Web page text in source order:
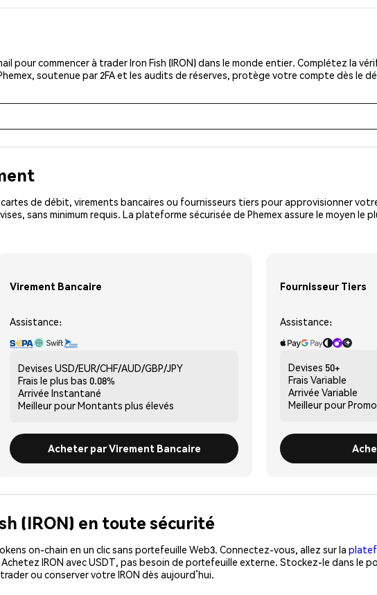
pour commencer à trader Iron Fish (IRON) dans le monde entier. Complétez la
soutenue par 2FA et les audits de réserves, protège votre compte dès le
de débit, virements bancaires ou fournisseurs tiers pour approvisionner
sans minimum requis. La plateforme sécurisée de Phemex assure le moyen le
Virement Bancaire
Assistance:
Devises USD/EUR/CHF/AUD/GBP/JPY
Frais le plus bas 0.08%
Arrivée Instantané
Meilleur pourMontants plus élevés
Acheter par Virement Bancaire
Fournisseur Tiers
Assistance:
Devises 50+
Frais Variable
Arrivée Variable
Meilleur pour
(IRON) en toute sécurité
on-chain en un clic sans portefeuille Web3. Connectez-vous, allez sur la
IRON avec USDT, pas besoin de portefeuille externe. Stockez-le dans le
ou conserver votre IRON dès aujourd’hui.